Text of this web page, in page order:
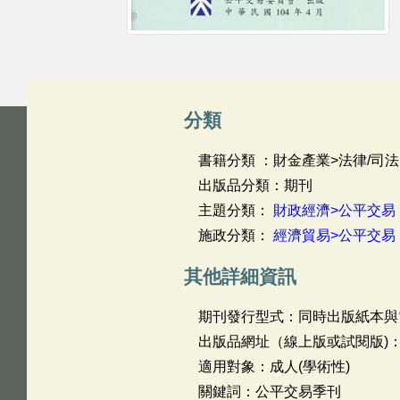
分類
書籍分類 ：財金產業>法律/司法
出版品分類：期刊
主題分類： 財政經濟>公平交易
施政分類： 經濟貿易>公平交易
其他詳細資訊
期刊發行型式：同時出版紙本
出版品網址（線上版或試閱版)
適用對象：成人(學術性)
關鍵詞：公平交易季刊